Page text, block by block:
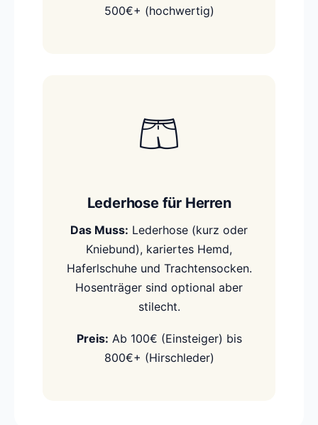
500€+ (hochwertig)
🩳
Lederhose für Herren
Das Muss: Lederhose (kurz oder
Kniebund), kariertes Hemd,
Haferlschuhe und Trachtensocken.
Hosenträger sind optional aber
stilecht.
Preis: Ab 100€ (Einsteiger) bis
800€+ (Hirschleder)